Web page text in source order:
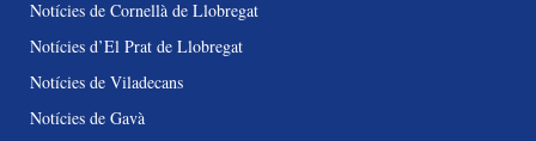
Notícies de Cornellà de Llobregat
Notícies d’El Prat de Llobregat
Notícies de Viladecans
Notícies de Gavà